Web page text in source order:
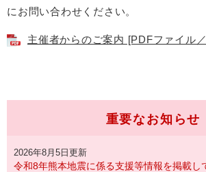
にお問い合わせください。
主催者からのご案内 [PDFファイル
重要なお知らせ
2026年8月5日更新
令和8年熊本地震に係る支援等情報を掲載し